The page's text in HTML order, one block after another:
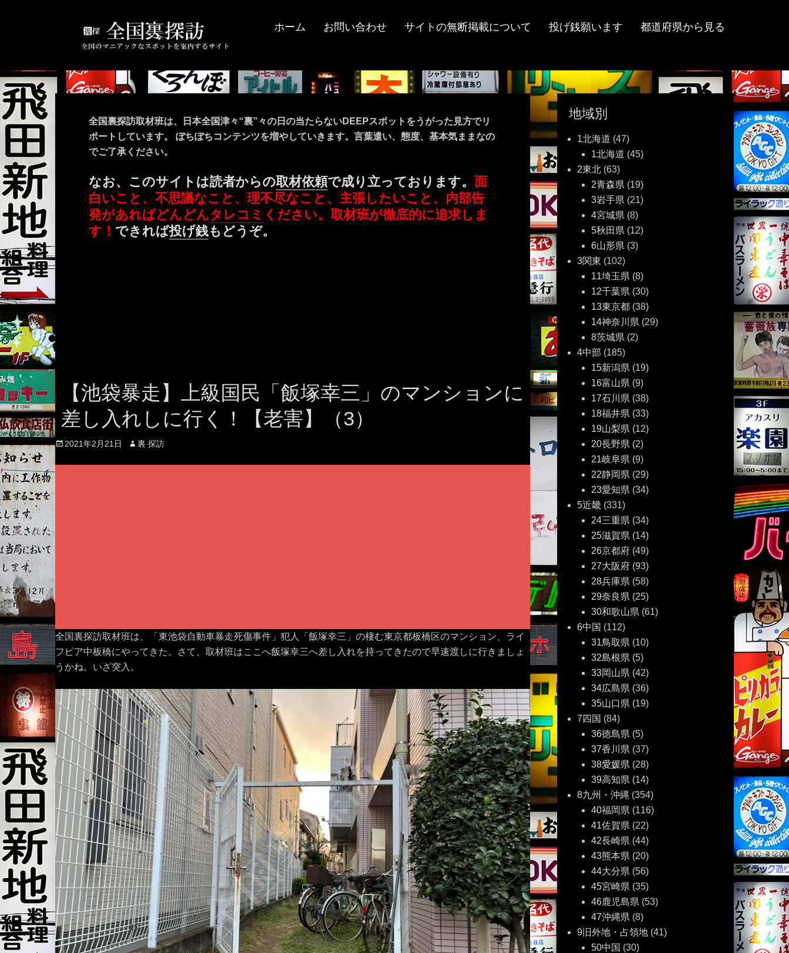
ホーム お問い合わせ サイトの無断掲載について 投げ銭願います 都道府県から見る
全国裏探訪取材班は、日本全国津々“裏”々の日の当たらないDEEPスポットをうがった見方でリ
ポートしています。 ぼちぼちコンテンツを増やしていきます。言葉遣い、態度、基本気ままなの
でご了承ください。
なお、このサイトは読者からの取材依頼で成り立っております。 面
白いこと、不思議なこと、理不尽なこと、主張したいこと、内部告
発があればどんどんタレコミ ください。取材班が徹底的に追求しま
す！ できれば投げ銭もどうぞ。
【池袋暴走】上級国民「飯塚幸三」のマンションに
差し入れしに行く！【老害】（3）
Posted
2021年2月21日 Author
裏 探訪
全国裏探訪取材班は、「東池袋自動車暴走死傷事件」犯人「飯塚幸三」の棲む東京都板橋区のマンション、ライ
フピア中板橋にやってきた。さて、取材班はここへ飯塚幸三へ差し入れを持ってきたので早速渡しに行きましょ
うかね。いざ突入。
地域別
1北海道 (47)
1北海道 (45)
2東北 (63)
2青森県 (19)
3岩手県 (21)
4宮城県 (8)
5秋田県 (12)
6山形県 (3)
3関東 (102)
11埼玉県 (8)
12千葉県 (30)
13東京都 (38)
14神奈川県 (29)
8茨城県 (2)
4中部 (185)
15新潟県 (19)
16富山県 (9)
17石川県 (38)
18福井県 (33)
19山梨県 (12)
20長野県 (2)
21岐阜県 (9)
22静岡県 (29)
23愛知県 (34)
5近畿 (331)
24三重県 (34)
25滋賀県 (14)
26京都府 (49)
27大阪府 (93)
28兵庫県 (58)
29奈良県 (25)
30和歌山県 (61)
6中国 (112)
31鳥取県 (10)
32島根県 (5)
33岡山県 (42)
34広島県 (36)
35山口県 (19)
7四国 (84)
36徳島県 (5)
37香川県 (37)
38愛媛県 (28)
39高知県 (14)
8九州・沖縄 (354)
40福岡県 (116)
41佐賀県 (22)
42長崎県 (44)
43熊本県 (20)
44大分県 (56)
45宮崎県 (35)
46鹿児島県 (53)
47沖縄県 (8)
9旧外地・占領地 (41)
50中国 (30)